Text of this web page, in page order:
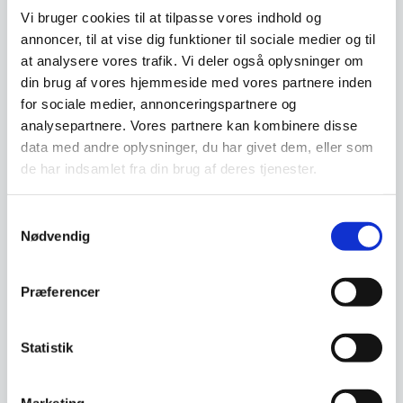
Vi bruger cookies til at tilpasse vores indhold og
annoncer, til at vise dig funktioner til sociale medier og til
at analysere vores trafik. Vi deler også oplysninger om
din brug af vores hjemmeside med vores partnere inden
for sociale medier, annonceringspartnere og
analysepartnere. Vores partnere kan kombinere disse
data med andre oplysninger, du har givet dem, eller som
de har indsamlet fra din brug af deres tjenester.
Nødvendig
Præferencer
Statistik
Kokke / Køkkenkniv bølge
22 cm, Victorinox, med
FIBROX-skaft og tænder
Victorinox Fibrox Kokkekniv 22
cm er en af verdens mest
kendte og værdsatte…
Den
oprindelige
349,00 DKK
er:
Miyabi Gyutoh 20 cm
kniv, Damask design, 133
lag stål
Miyabi giver dig det perfekte
snit. Gyutoh er en kokkekniv og
bruges primært…
3.399,00 DKK